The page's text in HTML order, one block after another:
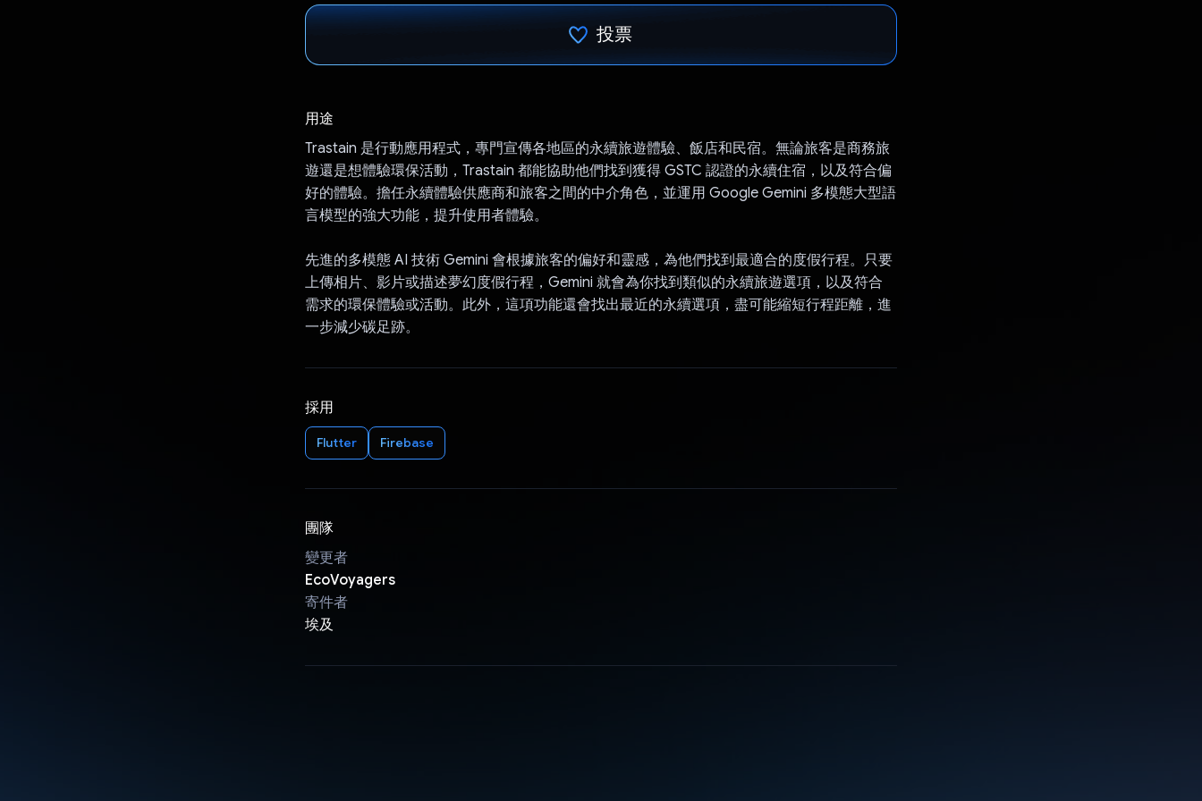
投票
用途
Trastain 是行動應用程式，專門宣傳各地區的永續旅遊體驗、飯店和民宿。無論旅客是商務旅
遊還是想體驗環保活動，Trastain 都能協助他們找到獲得 GSTC 認證的永續住宿，以及符合偏
好的體驗。擔任永續體驗供應商和旅客之間的中介角色，並運用 Google Gemini 多模態大型語
言模型的強大功能，提升使用者體驗。
先進的多模態 AI 技術 Gemini 會根據旅客的偏好和靈感，為他們找到最適合的度假行程。只要
上傳相片、影片或描述夢幻度假行程，Gemini 就會為你找到類似的永續旅遊選項，以及符合
需求的環保體驗或活動。此外，這項功能還會找出最近的永續選項，盡可能縮短行程距離，進
一步減少碳足跡。
採用
Flutter Firebase
團隊
變更者
EcoVoyagers
寄件者
埃及